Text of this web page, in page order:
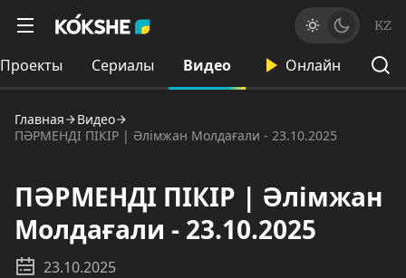
KZ
Проекты Сериалы Видео Онлайн
Главная
Видео
ПӘРМЕНДІ ПІКІР | Әлімжан Молдағали - 23.10.2025
ПӘРМЕНДІ ПІКІР | Әлімжан
Молдағали - 23.10.2025
23.10.2025